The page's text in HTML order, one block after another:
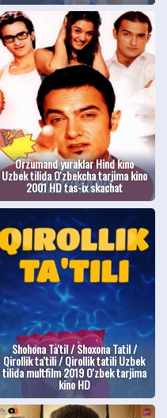
Orzumand yuraklar Hind kino
Uzbek tilida O'zbekcha tarjima kino
2001 HD tas-ix skachat
Shohona Ta'til / Shoxona Tatil /
Qirollik ta'tili / Qirollik tatili Uzbek
tilida multfilm 2019 O'zbek tarjima
kino HD